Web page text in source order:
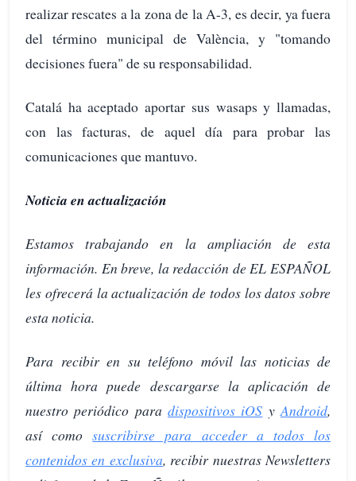
realizar rescates a la zona de la A-3, es decir, ya fuera
del término municipal de València, y "tomando
decisiones fuera" de su responsabilidad.
Catalá ha aceptado aportar sus wasaps y llamadas,
con las facturas, de aquel día para probar las
comunicaciones que mantuvo.
Noticia en actualización
Estamos trabajando en la ampliación de esta
información. En breve, la redacción de EL ESPAÑOL
les ofrecerá la actualización de todos los datos sobre
esta noticia.
Para recibir en su teléfono móvil las noticias de
última hora puede descargarse la aplicación de
nuestro periódico para dispositivos iOS yAndroid,
así comosuscribirse para acceder a todos los
contenidos en exclusiva, recibir nuestras Newsletters